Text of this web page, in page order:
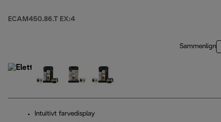
ECAM450.86.T EX:4
Sammenlign
Intuitivt farvedisplay